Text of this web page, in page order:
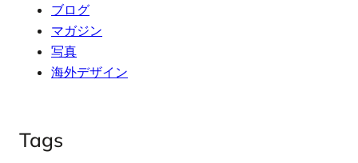
ブログ
マガジン
写真
海外デザイン
Tags